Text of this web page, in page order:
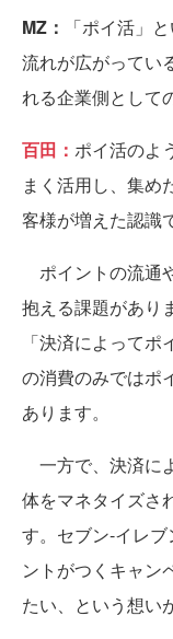
MZ：
「ポイ活」
流れが広がってい
れる企業側として
百田： ポイ活のよ
まく活用し、集め
客様が増えた認識
ポイントの流通
抱える課題があり
「決済によって
の消費のみではポ
あります。
一方で、決済に
体をマネタイズさ
す。セブン‐イレ
ントがつくキャン
たい、という想い